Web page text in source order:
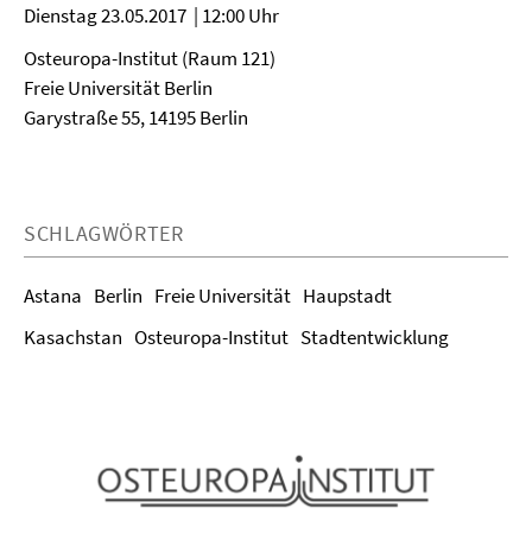
Dienstag 23.05.2017 | 12:00 Uhr
Osteuropa-Institut (Raum 121)
Freie Universität Berlin
Garystraße 55, 14195 Berlin
SCHLAGWÖRTER
Astana Berlin Freie Universität Haupstadt
Kasachstan Osteuropa-Institut Stadtentwicklung